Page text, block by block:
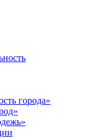
города»